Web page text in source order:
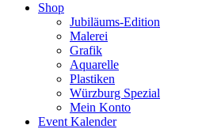
Shop
Jubiläums-Edition
Malerei
Grafik
Aquarelle
Plastiken
Würzburg Spezial
Mein Konto
Event Kalender